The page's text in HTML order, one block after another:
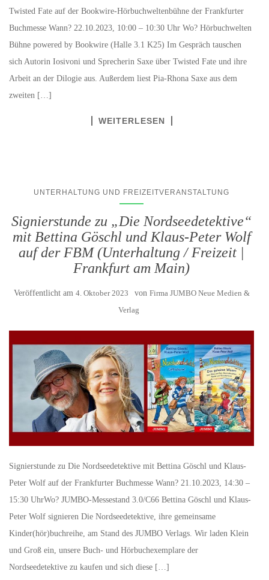
Twisted Fate auf der Bookwire-Hörbuchweltenbühne der Frankfurter
Buchmesse Wann? 22.10.2023, 10:00 – 10:30 Uhr Wo? Hörbuchwelten
Bühne powered by Bookwire (Halle 3.1 K25) Im Gespräch tauschen
sich Autorin Iosivoni und Sprecherin Saxe über Twisted Fate und ihre
Arbeit an der Dilogie aus. Außerdem liest Pia-Rhona Saxe aus dem
zweiten […]
WEITERLESEN
UNTERHALTUNG UND FREIZEITVERANSTALTUNG
Signierstunde zu „Die Nordseedetektive“
mit Bettina Göschl und Klaus-Peter Wolf
auf der FBM (Unterhaltung / Freizeit |
Frankfurt am Main)
Veröffentlicht am 4. Oktober 2023 von Firma JUMBO Neue Medien &
Verlag
Signierstunde zu Die Nordseedetektive mit Bettina Göschl und Klaus-
Peter Wolf auf der Frankfurter Buchmesse Wann? 21.10.2023, 14:30 –
15:30 UhrWo? JUMBO-Messestand 3.0/C66 Bettina Göschl und Klaus-
Peter Wolf signieren Die Nordseedetektive, ihre gemeinsame
Kinder(hör)buchreihe, am Stand des JUMBO Verlags. Wir laden Klein
und Groß ein, unsere Buch- und Hörbuchexemplare der
Nordseedetektive zu kaufen und sich diese […]